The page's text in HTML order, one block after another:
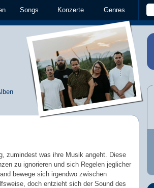
Songs Konzerte Genres
zumindest was ihre Musik angeht. Diese
zu ignorieren und sich Regelen jeglicher
bewege sich irgendwo zwischen
doch entzieht sich der Sound des